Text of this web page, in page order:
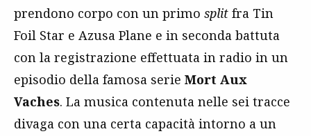
prendono corpo con un primo split fra Tin
Foil Star e Azusa Plane e in seconda battuta
con la registrazione effettuata in radio in un
episodio della famosa serie Mort Aux
Vaches. La musica contenuta nelle sei tracce
divaga con una certa capacità intorno a un